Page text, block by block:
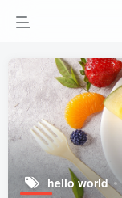
hello world